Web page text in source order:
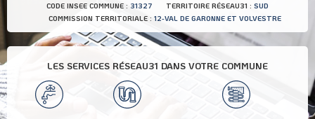
CODE INSEE COMMUNE : 31327 TERRITOIRE RÉSEAU31 : SUD
COMMISSION TERRITORIALE : 12-VAL DE GARONNE ET VOLVESTRE
LES SERVICES RÉSEAU31 DANS VOTRE COMMUNE